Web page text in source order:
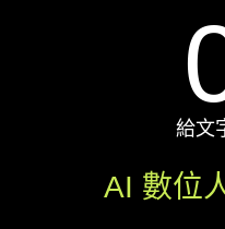
給文
AI 數位